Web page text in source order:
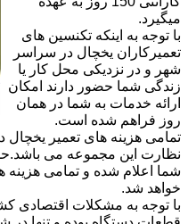
میگیرد.
با توجه به اینکه تکنسین های
تعمیرکاران یخچال در سراسر
شهر و در نزدیکی محل کار یا
زندگی شما حضور دارند امکان
ارائه خدمات به شما در همان
روز فراهم شده است.
تمامی هزینه های تعمیر یخچال
نظارت این مجموعه می
شما اعلام شده و تمامی هزینه
خواهد شد.
با توجه به مشکلات اقتصادی